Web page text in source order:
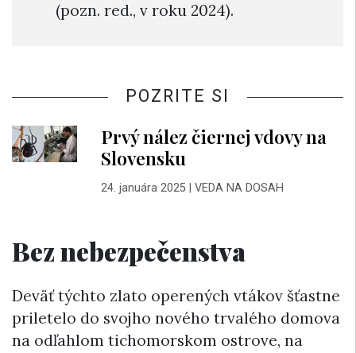
(pozn. red., v roku 2024).
POZRITE SI
Prvý nález čiernej vdovy na
Slovensku
24. januára 2025| VEDA NA DOSAH
Bez nebezpečenstva
Deväť týchto zlato operených vtákov šťastne
priletelo do svojho nového trvalého domova
na odľahlom tichomorskom ostrove, na